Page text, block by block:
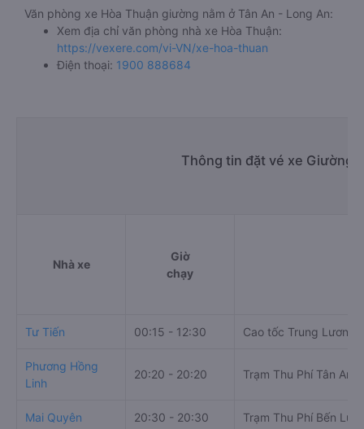
Văn phòng xe Hòa Thuận giường nằm ở Tân An - Long An:
Xem địa chỉ văn phòng nhà xe Hòa Thuận:
https://vexere.com/vi-VN/xe-hoa-thuan
Điện thoại: 1900 888684
Thông tin đặt vé xe Giường
Nhà xe
Giờ
chạy
Tư Tiến 00:15 - 12:30 Cao tốc Trung Lương
Phương Hồng
Linh
20:20 - 20:20 Trạm Thu Phí Tân An
Mai Quyên 20:30 - 20:30 Trạm Thu Phí Bến Lức